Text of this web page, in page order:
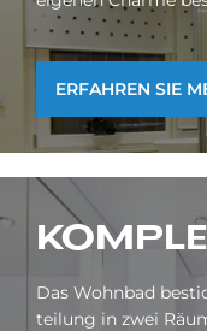
ERFAHREN SIE
Das Wohn­bad
tei­lung in zwei